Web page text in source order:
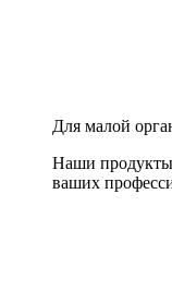
Для малой
Наши продукты
ваших